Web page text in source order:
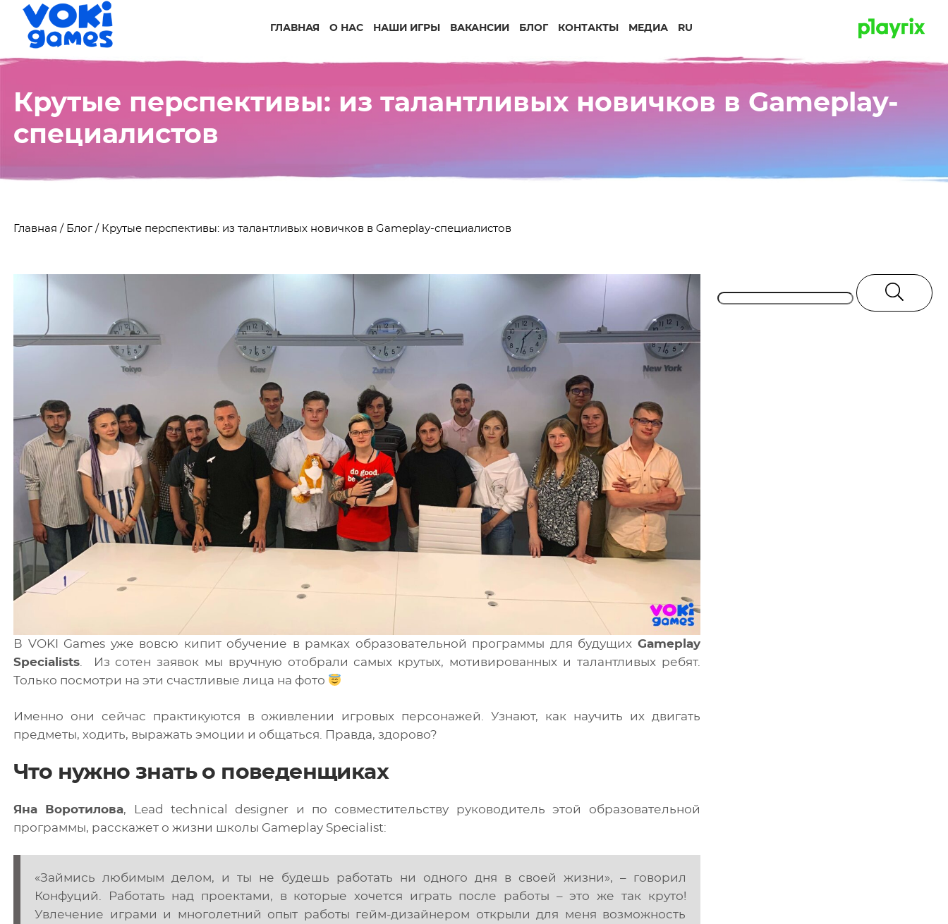
ГЛАВНАЯ О НАС НАШИ ИГРЫ ВАКАНСИИ БЛОГ КОНТАКТЫ МЕДИА RU
Крутые перспективы: из талантливых новичков в Gameplay-
специалистов
Главная / Блог/ Крутые перспективы: из талантливых новичков в Gameplay-специалистов
В VOKI Games уже вовсю кипит обучение в рамках образовательной программы для будущих Gameplay
Specialists
Из сотен заявок мы вручную отобрали самых крутых, мотивированных и талантливых ребят.
Только посмотри на эти счастливые лица на фото
Именно они сейчас практикуются в оживлении игровых персонажей. Узнают, как научить их двигать
предметы, ходить, выражать эмоции и общаться. Правда, здорово?
Что нужно знать о поведенщиках
Яна Воротилова, Lead technical designer и по совместительству руководитель этой образовательной
программы, расскажет о жизни школы Gameplay Specialist:
«Займись любимым делом, и ты не будешь работать ни одного дня в своей жизни», – говорил
Конфуций. Работать над проектами, в которые хочется играть после работы – это же так круто!
Увлечение играми и многолетний опыт работы гейм-дизайнером открыли для меня возможность